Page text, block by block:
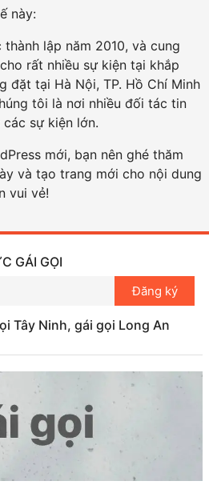
này:
lập năm 2010, và cung
rất nhiều sự kiện tại khắp
đặt tại Hà Nội, TP. Hồ Chí Minh
tôi là nơi nhiều đối tác tin
sự kiện lớn.
mới, bạn nên ghé thăm
và tạo trang mới cho nội dung
vui vẻ!
GÁI GỌI
Đăng ký
Tây Ninh, gái gọi Long An